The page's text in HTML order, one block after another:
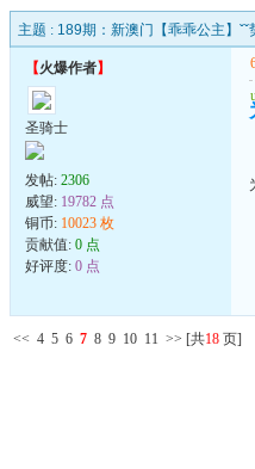
主题 : 189期：新澳门【乖乖公主】
【火爆作者】
圣骑士
发帖: 2306
威望: 19782 点
铜币: 10023 枚
贡献值: 0 点
好评度: 0 点
<< 4 5 6 7 8 9 10 11 >> [共18 页]